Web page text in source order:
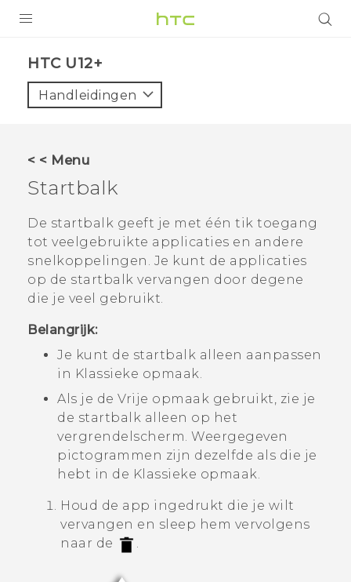
VIVE
HTC Club
SUPPORT
HTC-apparaten & -accessoires
VIVERSE
HTC U12+‎
Handleidingen
< < Menu
Startbalk
De startbalk geeft je met één tik toegang
tot veelgebruikte applicaties en andere
snelkoppelingen. Je kunt de applicaties
op de startbalk vervangen door degene
die je veel gebruikt.
Belangrijk:
Je kunt de startbalk alleen aanpassen
in Klassieke opmaak.
Als je de Vrije opmaak gebruikt, zie je
de startbalk alleen op het
vergrendelscherm. Weergegeven
pictogrammen zijn dezelfde als die je
hebt in de Klassieke opmaak.
Houd de app ingedrukt die je wilt
vervangen en sleep hem vervolgens
naar de
.